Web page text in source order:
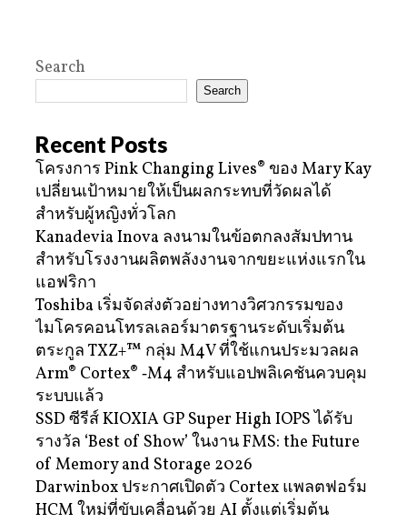
Search
Search
Recent Posts
โครงการ Pink Changing Lives® ของ Mary Kay
เปลี่ยนเป้าหมายให้เป็นผลกระทบที่วัดผลได้
สำหรับผู้หญิงทั่วโลก
Kanadevia Inova ลงนามในข้อตกลงสัมปทาน
สำหรับโรงงานผลิตพลังงานจากขยะแห่งแรกใน
แอฟริกา
Toshiba เริ่มจัดส่งตัวอย่างทางวิศวกรรมของ
ไมโครคอนโทรลเลอร์มาตรฐานระดับเริ่มต้น
ตระกูล TXZ+™ กลุ่ม M4V ที่ใช้แกนประมวลผล
Arm® Cortex® ‑M4 สำหรับแอปพลิเคชันควบคุม
ระบบแล้ว
SSD ซีรีส์ KIOXIA GP Super High IOPS ได้รับ
รางวัล ‘Best of Show’ ในงาน FMS: the Future
of Memory and Storage 2026
Darwinbox ประกาศเปิดตัว Cortex แพลตฟอร์ม
HCM ใหม่ที่ขับเคลื่อนด้วย AI ตั้งแต่เริ่มต้น